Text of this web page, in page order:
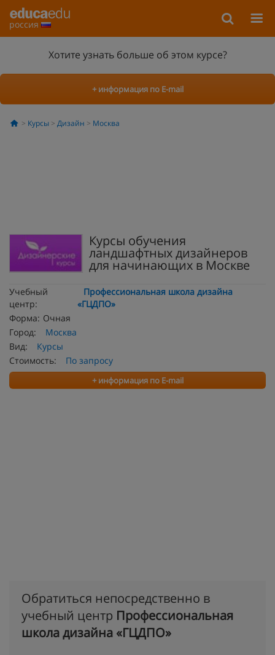
россия
Хотите узнать больше об этом курсе?
+ информация по E-mail
Курсы Дизайн Москва
Курсы обучения
ландшафтных дизайнеров
для начинающих в Москве
Учебный
центр:
Профессиональная школа дизайна
«ГЦДПО»
Форма: Очная
Город:
Москва
Вид:
Курсы
Стоимость:
По запросу
+ информация по E-mail
Обратиться непосредственно в
учебный центр Профессиональная
школа дизайна «ГЦДПО»